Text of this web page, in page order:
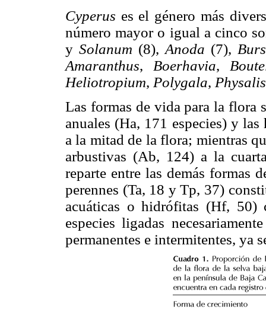
Cyperus es el género más
número mayor o igual a cinco
y Solanum (8), Anoda (7),
Amaranthus, Boerhavia,
Heliotropium, Polygala, Physalis
Las formas de vida para la flora
anuales (Ha, 171 especies) y las
a la mitad de la flora; mientras
arbustivas (Ab, 124) a la
reparte entre las demás formas
perennes (Ta, 18 y Tp, 37)
acuáticas o hidrófitas (Hf, 50)
especies ligadas
permanentes e intermitentes, ya